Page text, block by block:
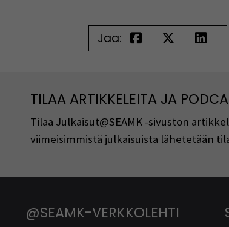
Jaa:
TILAA ARTIKKELEITA JA
Tilaa Julkaisut@SEAMK -sivuston
viimeisimmistä julkaisuista lähetetään
@SEAMK-VERKKOLEHTI